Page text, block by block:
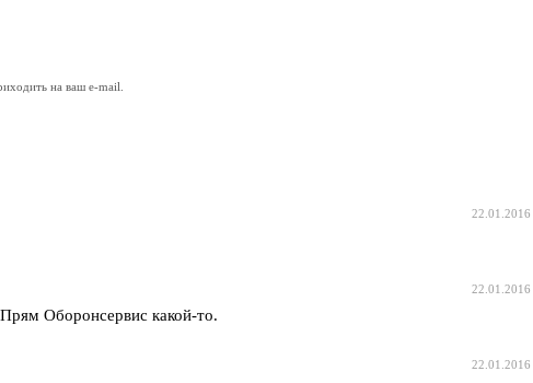
на ваш e-mail.
22.01.2016
22.01.2016
Оборонсервис какой-то.
22.01.2016